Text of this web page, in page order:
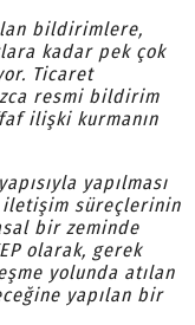
bildirimlere,
kadar pek çok
Ticaret
resmi bildirim
ilişki kurmanın
yapılması
iletişim süreçlerinin
bir zeminde
olarak, gerek
yolunda atılan
yapılan bir